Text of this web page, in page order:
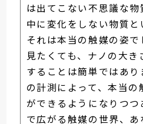
は出てこない不思議な
中に変化をしない物質と
それは本当の触媒の姿
見たくても、ナノの大
することは簡単ではあ
の計測によって、本当の
ができるようになりつつ
で広がる触媒の世界、